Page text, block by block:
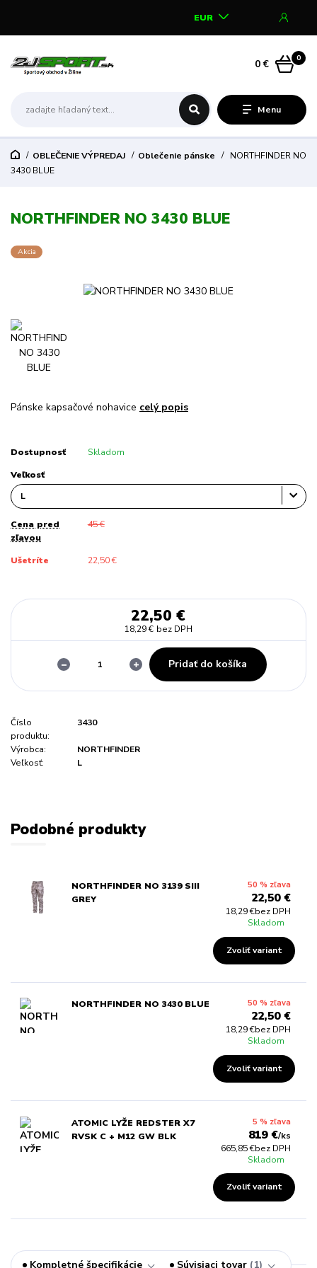
Menu
EUR
0
0 €
OBLEČENIE VÝPREDAJ Oblečenie pánske
NORTHFINDER NO
3430 BLUE
NORTHFINDER NO 3430 BLUE
Akcia
Pánske kapsačové nohavice celý popis
Dostupnosť Skladom
Veľkosť
Cena pred
zľavou
45 €
Ušetríte 22,50 €
22,50 €
18,29 € bez DPH
Pridať do košíka
Číslo
produktu:
3430
Výrobca:
NORTHFINDER
Veľkosť:
L
Podobné produkty
NORTHFINDER NO 3139 SIII
GREY
50 % zľava
22,50 €
18,29 €bez DPH
Skladom
Zvoliť variant
NORTHFINDER NO 3430 BLUE 50 % zľava
22,50 €
18,29 €bez DPH
Skladom
Zvoliť variant
ATOMIC LYŽE REDSTER X7
RVSK C + M12 GW BLK
5 % zľava
819 €/ks
665,85 €bez DPH
Skladom
Zvoliť variant
Kompletné špecifikácie Súvisiaci tovar 1